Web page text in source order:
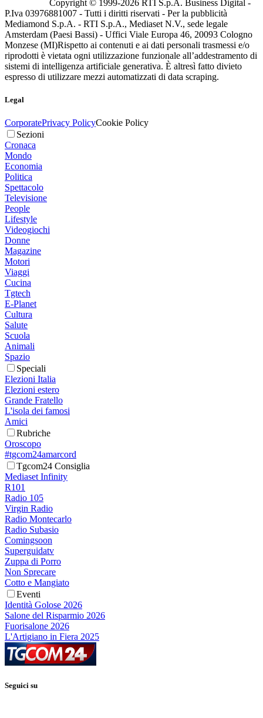
Copyright © 1999-2026 RTI S.p.A. Business Digital -
P.Iva 03976881007 - Tutti i diritti riservati - Per la pubblicità
Mediamond S.p.A. - RTI S.p.A., Mediaset N.V., sede legale
Amsterdam (Paesi Bassi) - Uffici Viale Europa 46, 20093 Cologno
Monzese (MI)Rispetto ai contenuti e ai dati personali trasmessi e/o
riprodotti è vietata ogni utilizzazione funzionale all’addestramento di
sistemi di intelligenza artificiale generativa. È altresì fatto divieto
espresso di utilizzare mezzi automatizzati di data scraping.
Legal
CorporatePrivacy PolicyCookie Policy
Sezioni
Cronaca
Mondo
Economia
Politica
Spettacolo
Televisione
People
Lifestyle
Videogiochi
Donne
Magazine
Motori
Viaggi
Cucina
Tgtech
E-Planet
Cultura
Salute
Scuola
Animali
Spazio
Speciali
Elezioni Italia
Elezioni estero
Grande Fratello
L'isola dei famosi
Amici
Rubriche
Oroscopo
#tgcom24amarcord
Tgcom24 Consiglia
Mediaset Infinity
R101
Radio 105
Virgin Radio
Radio Montecarlo
Radio Subasio
Comingsoon
Superguidatv
Zuppa di Porro
Non Sprecare
Cotto e Mangiato
Eventi
Identità Golose 2026
Salone del Risparmio 2026
Fuorisalone 2026
L'Artigiano in Fiera 2025
Seguici su